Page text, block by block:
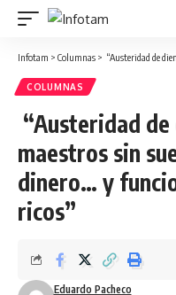
Infotam > Columnas > “Austeridad de dientes
COLUMNAS
“Austeridad
maestros sin
dinero… y
ricos”
Eduardo Pacheco